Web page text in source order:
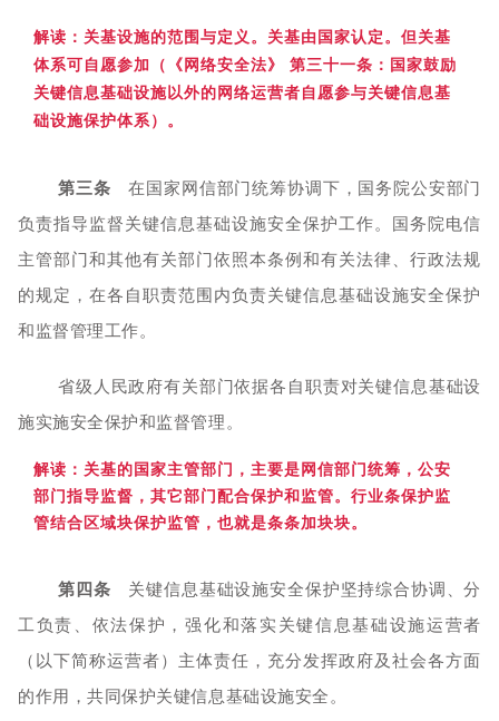
解读：关基设施的范围与定义。关基由国家认定。但关基
体系可自愿参加（《网络安全法》 第三十一条：国家鼓励
关键信息基础设施以外的网络运营者自愿参与关键信息基
础设施保护体系）。
第三条 在国家网信部门统筹协调下，国务院公安部门
负责指导监督关键信息基础设施安全保护工作。国务院电信
主管部门和其他有关部门依照本条例和有关法律、行政法规
的规定，在各自职责范围内负责关键信息基础设施安全保护
和监督管理工作。
省级人民政府有关部门依据各自职责对关键信息基础设
施实施安全保护和监督管理。
解读：关基的国家主管部门，主要是网信部门统筹，公安
部门指导监督，其它部门配合保护和监管。行业条保护监
管结合区域块保护监管，也就是条条加块块。
第四条 关键信息基础设施安全保护坚持综合协调、分
工负责、依法保护，强化和落实关键信息基础设施运营者
（以下简称运营者）主体责任，充分发挥政府及社会各方面
的作用，共同保护关键信息基础设施安全。